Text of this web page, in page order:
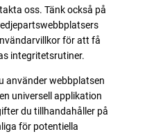
oss. Tänk också på
för att få
integritetsrutiner.
använder webbplatsen
universell applikation
du tillhandahåller på
för potentiella